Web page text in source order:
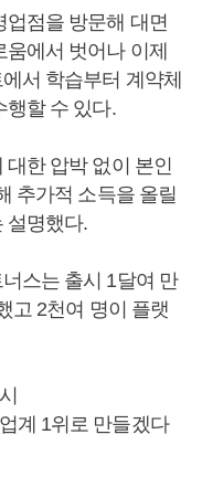
점을 방문해 대면
움에서 벗어나 이제
서 학습부터 계약체
행할 수 있다.
한 압박 없이 본인
추가적 소득을 올릴
설명했다.
스는 출시 1달여 만
고 2천여 명이 플랫
계 1위로 만들겠다